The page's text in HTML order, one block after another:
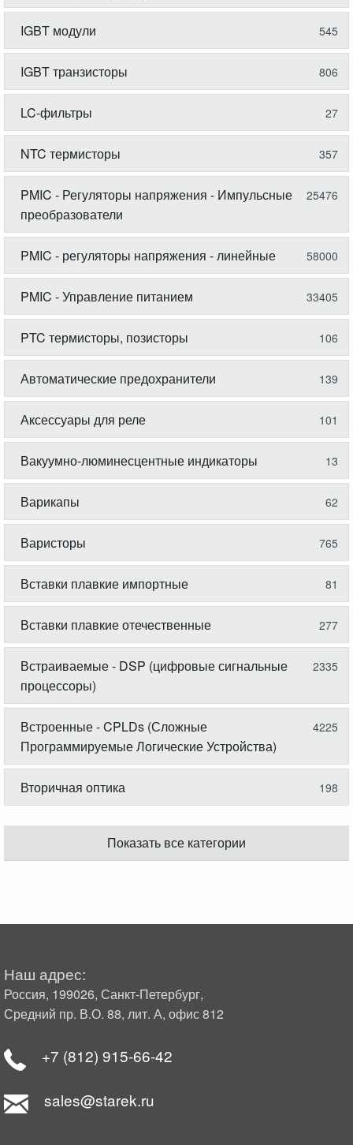
IGBT модули 545
IGBT транзисторы 806
LC-фильтры 27
NTC термисторы 357
PMIC - Регуляторы напряжения - Импульсные
преобразователи
25476
PMIC - регуляторы напряжения - линейные 58000
PMIC - Управление питанием 33405
PTC термисторы, позисторы 106
Автоматические предохранители 139
Аксессуары для реле 101
Вакуумно-люминесцентные индикаторы 13
Варикапы 62
Варисторы 765
Вставки плавкие импортные 81
Вставки плавкие отечественные 277
Встраиваемые - DSP (цифровые сигнальные
процессоры)
2335
Встроенные - CPLDs (Сложные
Программируемые Логические Устройства)
4225
Вторичная оптика 198
Показать все категории
Наш адрес:
Россия, 199026, Санкт-Петербург,
Средний пр. В.О. 88, лит. А, офис 812
+7 (812) 915-66-42
sales@starek.ru